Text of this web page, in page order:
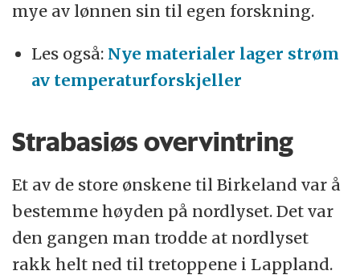
mye av lønnen sin til egen forskning.
Les også: Nye materialer lager strøm
av temperaturforskjeller
Strabasiøs overvintring
Et av de store ønskene til Birkeland var å
bestemme høyden på nordlyset. Det var
den gangen man trodde at nordlyset
rakk helt ned til tretoppene i Lappland.